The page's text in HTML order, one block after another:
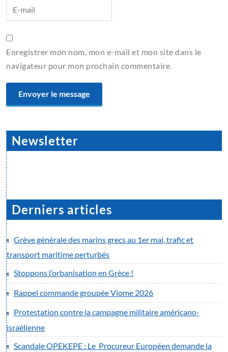
Enregistrer mon nom, mon e-mail et mon site dans le
navigateur pour mon prochain commentaire.
Newsletter
Derniers articles
Grève générale des marins grecs au 1er mai, trafic et
transport maritime perturbés
Stoppons l’orbanisation en Grèce !
Rappel commande groupée Viome 2026
Protestation contre la campagne militaire américano-
israélienne
Scandale OPEKEPE : Le Procureur Européen demande la